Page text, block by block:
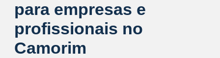
para empresas e
profissionais no
Camorim